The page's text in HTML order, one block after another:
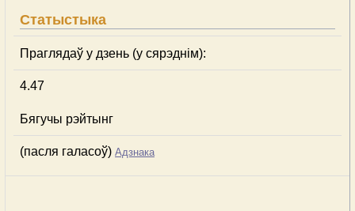
Статыстыка
Праглядаў у дзень (у сярэднім):
4.47
Бягучы рэйтынг
(пасля галасоў) Адзнака